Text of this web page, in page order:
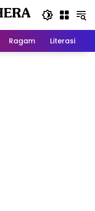
Ragam Literasi